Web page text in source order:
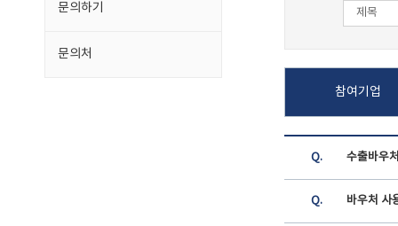
문의하기
문의처
참여기업
Q. 수출바우
Q. 바우처 사